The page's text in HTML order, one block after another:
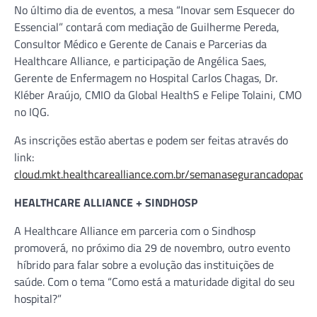
No último dia de eventos, a mesa “Inovar sem Esquecer do
Essencial” contará com mediação de Guilherme Pereda,
Consultor Médico e Gerente de Canais e Parcerias da
Healthcare Alliance, e participação de Angélica Saes,
Gerente de Enfermagem no Hospital Carlos Chagas, Dr.
Kléber Araújo, CMIO da Global HealthS e Felipe Tolaini, CMO
no IQG.
As inscrições estão abertas e podem ser feitas através do
link:
cloud.mkt.healthcarealliance.com.br/
HEALTHCARE ALLIANCE + SINDHOSP
A Healthcare Alliance em parceria com o Sindhosp
promoverá, no próximo dia 29 de novembro, outro evento
híbrido para falar sobre a evolução das instituições de
saúde. Com o tema “Como está a maturidade digital do seu
hospital?”